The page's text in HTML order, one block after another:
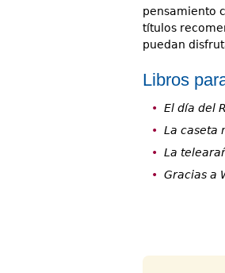
pensamiento
títulos
puedan
Libros
El día del
La caseta
La
Gracias a